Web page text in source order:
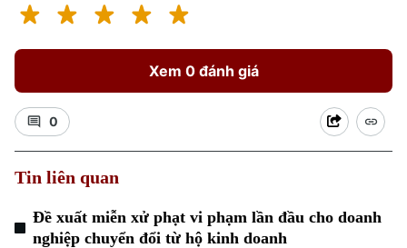
Xu hướng
Xem 0 đánh giá
0
Tin liên quan
Đề xuất miễn xử phạt vi phạm lần đầu cho doanh
nghiệp chuyển đổi từ hộ kinh doanh